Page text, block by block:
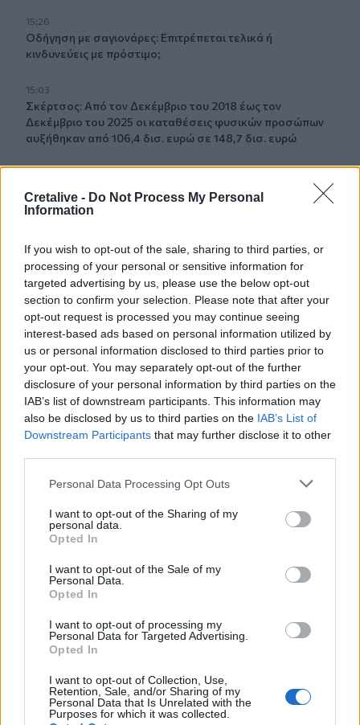
Cretalive - Do Not Process My Personal
Information
If you wish to opt-out of the sale, sharing to third parties, or
processing of your personal or sensitive information for
targeted advertising by us, please use the below opt-out
section to confirm your selection. Please note that after your
opt-out request is processed you may continue seeing
interest-based ads based on personal information utilized by
us or personal information disclosed to third parties prior to
your opt-out. You may separately opt-out of the further
disclosure of your personal information by third parties on the
IAB’s list of downstream participants. This information may
also be disclosed by us to third parties on the IAB’s List of
Downstream Participants that may further disclose it to other
Personal Data Processing Opt Outs
I want to opt-out of the Sharing of my
personal data.
Opted In
I want to opt-out of the Sale of my
Personal Data.
Opted In
I want to opt-out of processing my
Personal Data for Targeted Advertising.
Opted In
I want to opt-out of Collection, Use,
Retention, Sale, and/or Sharing of my
Personal Data that Is Unrelated with the
Purposes for which it was collected.
15:26
Οδήγηση με σαγιονάρες: Επιτρέπεται τελικά ή
κινδυνεύεις με πρόστιμο;
15:03
Σκέρτσος: Από τον Δεκέμβριο του 2018 έως τον
Δεκέμβριο του 2025 οι καταθέσεις φυσικών προσώπων
αυξήθηκαν από 106,4 δισ. ευρώ σε 148,7 δισ. ευρώ
Η Ελληνική Ολυμπιακή Επιτροπή ξεκινά τον καθαρισμό
των μαρμάρων του Παναθηναϊκού Σταδίου
POS και ταμειακές: βαριά πρόστιμα για όσους δε
συμμορφώνονται
To Moonlight Serenade στο καφέ του Αρχαιολογικού
14:17
Θ. Κοντογεώργης: Προεκλογική αλλά όχι παροχολογική η
ΔΕΘ
Άντριου: Μυστικό σχέδιο για βασιλική κηδεία όταν
πεθάνει, παρά την αποκαθήλωση
Σε ετοιμότητα η πυροσβεστική στη Λέσβο
Κρήτη: Και την Δευτέρα (10/08) πολύ υψηλός ο κίνδυνος
πυρκαγιάς
Σκιάθος: Ανήλικος κατήγγειλε 17χρονο για βιασμό
ΠΕΡΙΣΣΟΤΕΡΑ